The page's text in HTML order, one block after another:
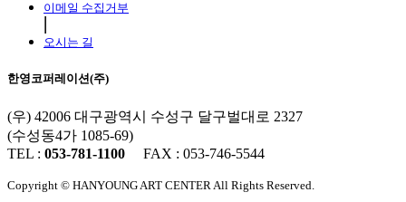
이메일 수집거부
오시는 길
한영코퍼레이션(주)
(우) 42006 대구광역시 수성구 달구벌대로 2327
(수성동4가 1085-69)
TEL : 053-781-1100 FAX : 053-746-5544
Copyright © HANYOUNG ART CENTER All Rights Reserved.